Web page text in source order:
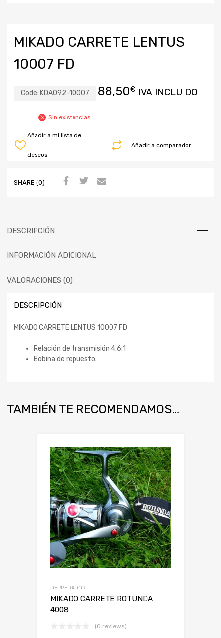
MIKADO CARRETE LENTUS
10007 FD
Code: KDA092-10007 88,50€ IVA INCLUIDO
Sin existencias
Añadir a comparador
Añadir a mi lista de
deseos
SHARE (0)
DESCRIPCIÓN
INFORMACIÓN ADICIONAL
VALORACIONES (0)
DESCRIPCIÓN
MIKADO CARRETE LENTUS 10007 FD
Relación de transmisión 4.6:1
Bobina de repuesto.
TAMBIÉN TE RECOMENDAMOS…
DEPREDADOR
MIKADO CARRETE ROTUNDA
4008
(0 reviews)